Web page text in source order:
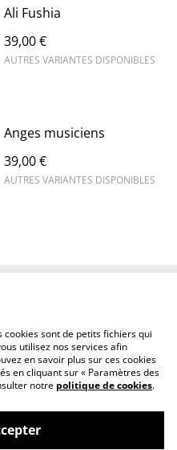
Ali Fushia
39,00 €
AUTRES VARIANTES DISPONIBLES
Anges musiciens
39,00 €
AUTRES VARIANTES DISPONIBLES
Politique de cookies
cookies sont de petits fichiers qui
utilisez nos services afin
en savoir plus sur ces cookies
en cliquant sur « Paramètres des
notre politique de cookies.